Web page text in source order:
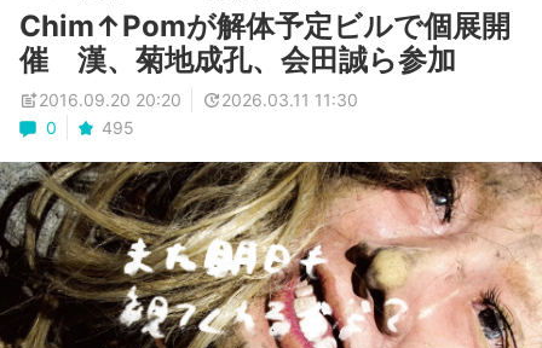
Chim↑Pomが解体予定ビルで個展開
催 漢、菊地成孔、会田誠ら参加
2016.09.20 20:20
2026.03.11 11:30
0
495